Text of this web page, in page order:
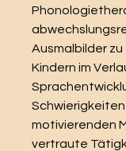
Ausmalbilder
Kindern im
motivierenden
vertraute